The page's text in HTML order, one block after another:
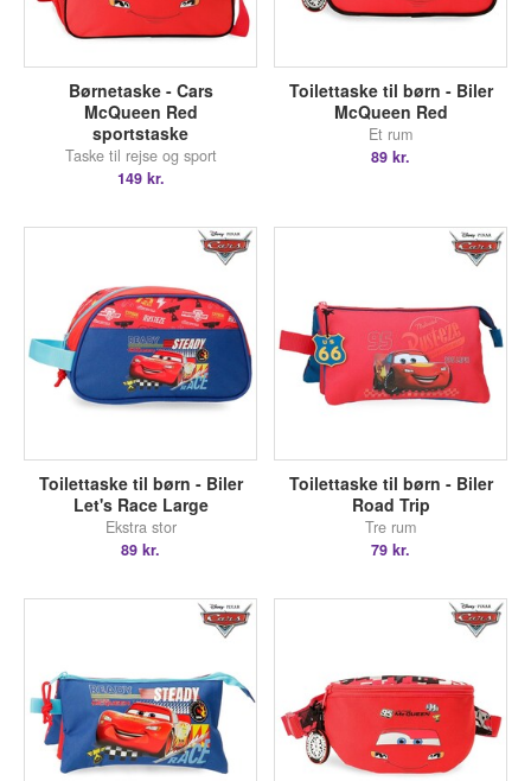
Børnetaske - Cars
McQueen Red
sportstaske
Taske til rejse og sport
149 kr.
Toilettaske til børn - Biler
McQueen Red
Et rum
89 kr.
Toilettaske til børn - Biler
Let's Race Large
Ekstra stor
89 kr.
Toilettaske til børn - Biler
Road Trip
Tre rum
79 kr.